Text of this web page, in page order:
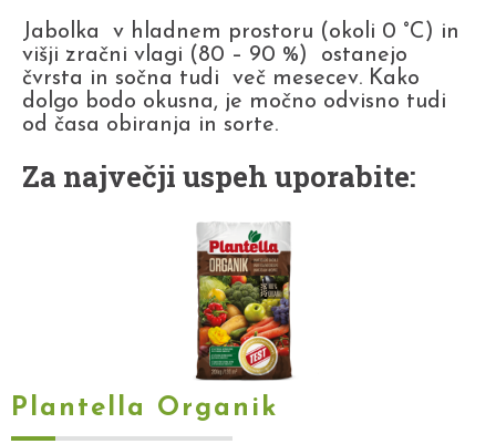
Jabolka v hladnem prostoru (okoli 0 °C) in
višji zračni vlagi (80 – 90 %) ostanejo
čvrsta in sočna tudi več mesecev. Kako
dolgo bodo okusna, je močno odvisno tudi
od časa obiranja in sorte.
Za največji uspeh uporabite:
Plantella Organik